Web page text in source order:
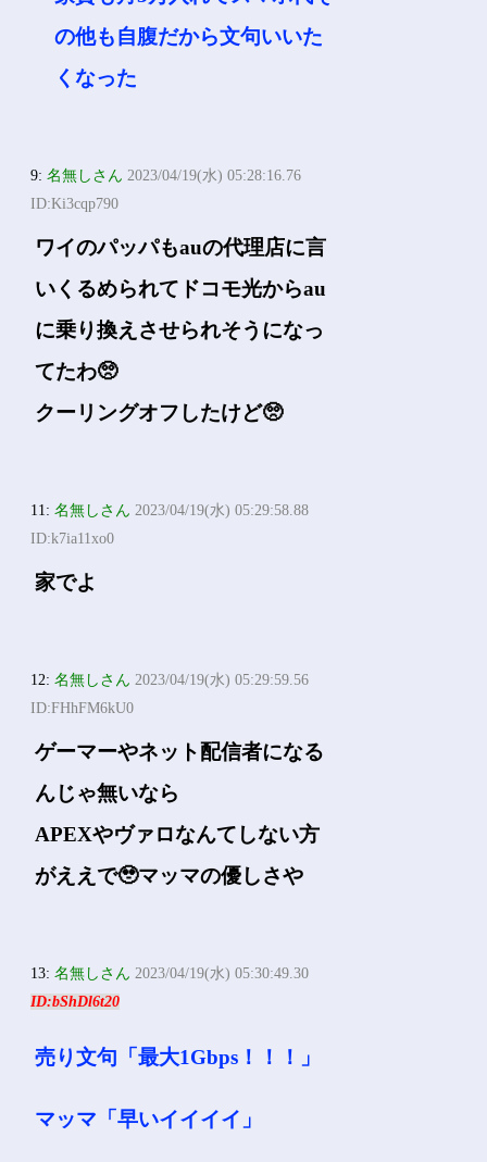
の他も自腹だから文句いいた
くなった
9:名無しさん 2023/04/19(水) 05:28:16.76
ID:Ki3cqp790
ワイのパッパもauの代理店に言
いくるめられてドコモ光からau
に乗り換えさせられそうになっ
てたわ🥺
クーリングオフしたけど🥺
11:名無しさん 2023/04/19(水) 05:29:58.88
ID:k7ia11xo0
家でよ
12:名無しさん 2023/04/19(水) 05:29:59.56
ID:FHhFM6kU0
ゲーマーやネット配信者になる
んじゃ無いなら
APEXやヴァロなんてしない方
がええで🥹マッマの優しさや
13:名無しさん 2023/04/19(水) 05:30:49.30
ID:bShDl6t20
売り文句「最大1Gbps！！！」
マッマ「早いイイイイ」